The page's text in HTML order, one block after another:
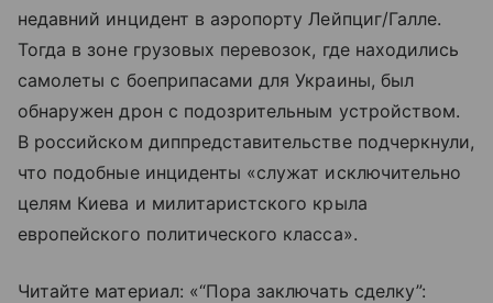
недавний инцидент в аэропорту Лейпциг/Галле.
Тогда в зоне грузовых перевозок, где находились
самолеты с боеприпасами для Украины, был
обнаружен дрон с подозрительным устройством.
В российском диппредставительстве подчеркнули,
что подобные инциденты «служат исключительно
целям Киева и милитаристского крыла
европейского политического класса».
Читайте материал: «“Пора заключать сделку”: